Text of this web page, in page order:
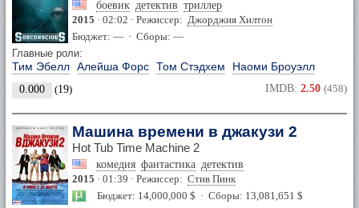
боевик детектив триллер
2015 · 02:02 · Режиссер: Джорджия Хилтон
Бюджет: — · Сборы: —
Главные роли:
Тим Эбелл Алейша Форс Том Стэдхем Наоми Броуэлл
0.000 (19) IMDB: 2.50 (458)
Машина времени в джакузи 2
Hot Tub Time Machine 2
комедия фантастика детектив
2015 · 01:39 · Режиссер: Стив Пинк
Бюджет: 14,000,000 $ · Сборы: 13,081,651 $